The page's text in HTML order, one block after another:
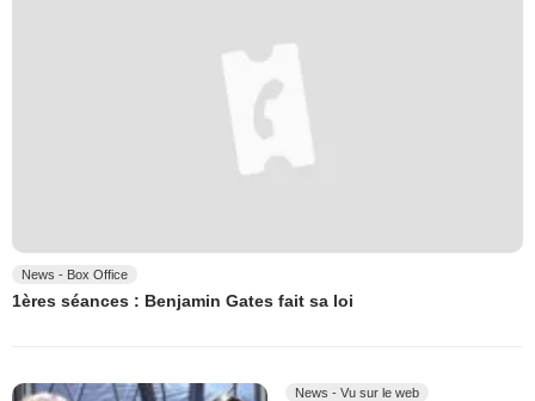
News - Box Office
1ères séances : Benjamin Gates fait sa loi
News - Vu sur le web